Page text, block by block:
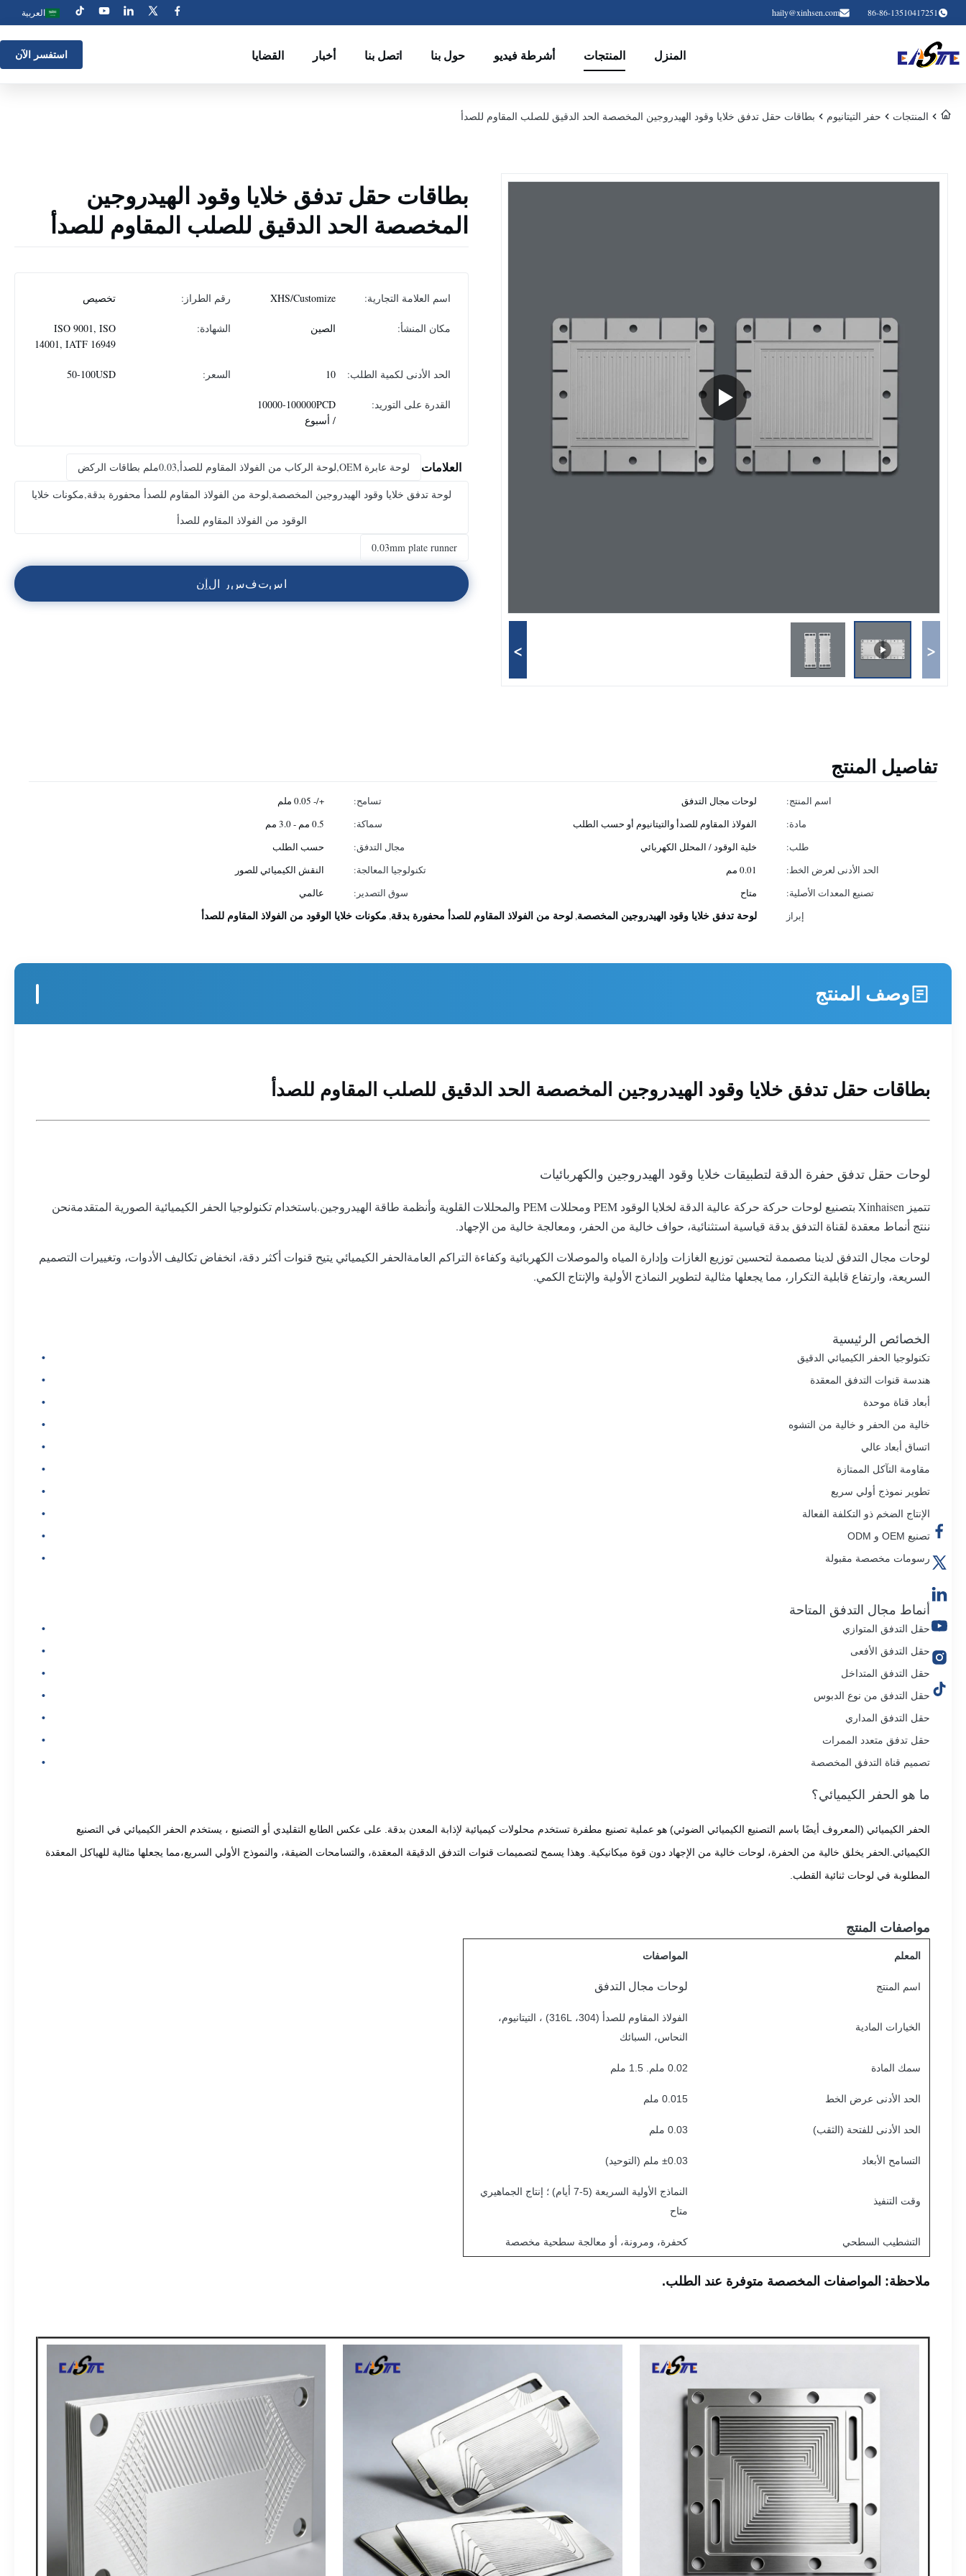
86-86-13510417251
haily@xinhsen.com العربية
المنزل المنتجات أشرطة فيديو حول بنا اتصل بنا أخبار القضايا استفسر الآن
المنتجات حفر التيتانيوم بطاقات حقل تدفق خلايا وقود الهيدروجين المخصصة الحد الدقيق للصلب المقاوم للصدأ
<
>
بطاقات حقل تدفق خلايا وقود الهيدروجين
المخصصة الحد الدقيق للصلب المقاوم للصدأ
اسم العلامة التجارية: XHS/Customize رقم الطراز: تخصيص
مكان المنشأ: الصين الشهادة:
ISO 9001, ISO
14001, IATF 16949
الحد الأدنى لكمية الطلب: 10 السعر: 50-100USD
القدرة على التوريد:
10000-100000PCD
/ أسبوع
العلامات
لوحة عابرة OEM,لوحة الركاب من الفولاذ المقاوم للصدأ,0.03ملم بطاقات الركض
لوحة تدفق خلايا وقود الهيدروجين المخصصة,لوحة من الفولاذ المقاوم للصدأ محفورة بدقة,مكونات خلايا
الوقود من الفولاذ المقاوم للصدأ
0.03mm plate runner
استفسر الآن
تفاصيل المنتج
اسم المنتج: لوحات مجال التدفق تسامح:
+/- 0.05 ملم
مادة:
الفولاذ المقاوم للصدأ والتيتانيوم أو حسب الطلب سماكة:
0.5 مم - 3.0 مم
طلب:
خلية الوقود / المحلل الكهربائي مجال التدفق:
حسب الطلب
الحد الأدنى لعرض الخط:
0.01 مم تكنولوجيا المعالجة:
النقش الكيميائي للصور
تصنيع المعدات الأصلية:
متاح سوق التصدير:
عالمي
إبراز
لوحة تدفق خلايا وقود الهيدروجين المخصصة,لوحة من الفولاذ المقاوم للصدأ محفورة بدقة, مكونات خلايا الوقود من الفولاذ المقاوم للصدأ
وصف المنتج
بطاقات حقل تدفق خلايا وقود الهيدروجين المخصصة الحد الدقيق للصلب المقاوم للصدأ
لوحات حقل تدفق حفرة الدقة لتطبيقات خلايا وقود الهيدروجين والكهربائيات
تتميز Xinhaisen بتصنيع لوحات حركة حركة عالية الدقة لخلايا الوقود PEM ومحللات PEM والمحللات القلوية وأنظمة طاقة الهيدروجين.باستخدام تكنولوجيا الحفر الكيميائية الصورية المتقدمةنحن
ننتج أنماط معقدة لقناة التدفق بدقة قياسية استثنائية، حواف خالية من الحفر، ومعالجة خالية من الإجهاد.
لوحات مجال التدفق لدينا مصممة لتحسين توزيع الغازات وإدارة المياه والموصلات الكهربائية وكفاءة التراكم العامةالحفر الكيميائي يتيح قنوات أكثر دقة، انخفاض تكاليف الأدوات، وتغييرات التصميم
السريعة، وارتفاع قابلية التكرار، مما يجعلها مثالية لتطوير النماذج الأولية والإنتاج الكمي.
الخصائص الرئيسية
تكنولوجيا الحفر الكيميائي الدقيق
هندسة قنوات التدفق المعقدة
أبعاد قناة موحدة
خالية من الحفر و خالية من التشوه
اتساق أبعاد عالي
مقاومة التآكل الممتازة
تطوير نموذج أولي سريع
الإنتاج الضخم ذو التكلفة الفعالة
تصنيع OEM و ODM
رسومات مخصصة مقبولة
أنماط مجال التدفق المتاحة
حقل التدفق المتوازي
حقل التدفق الأفعى
حقل التدفق المتداخل
حقل التدفق من نوع الدبوس
حقل التدفق المداري
حقل تدفق متعدد الممرات
تصميم قناة التدفق المخصصة
ما هو الحفر الكيميائي؟
الحفر الكيميائي (المعروف أيضًا باسم التصنيع الكيميائي الضوئي) هو عملية تصنيع مطفرة تستخدم محلولات كيميائية لإذابة المعدن بدقة. على عكس الطابع التقليدي أو التصنيع ، يستخدم الحفر الكيميائي في التصنيع
الكيميائي.الحفر يخلق خالية من الحفرة، لوحات خالية من الإجهاد دون قوة ميكانيكية. وهذا يسمح لتصميمات قنوات التدفق الدقيقة المعقدة، والتسامحات الضيقة، والنموذج الأولي السريع،مما يجعلها مثالية للهياكل المعقدة
المطلوبة في لوحات ثنائية القطب.
مواصفات المنتج
المعلم المواصفات
اسم المنتج لوحات مجال التدفق
الخيارات المادية
الفولاذ المقاوم للصدأ (304، 316L) ، التيتانيوم،
النحاس، السبائك
سمك المادة 0.02 ملم. 1.5 ملم
الحد الأدنى عرض الخط 0.015 ملم
الحد الأدنى للفتحة (الثقب) 0.03 ملم
التسامح الأبعاد ±0.03 ملم (التوحيد)
وقت التنفيذ
النماذج الأولية السريعة (5-7 أيام) ؛ إنتاج الجماهيري
متاح
التشطيب السطحي كحفرة، ومرونة، أو معالجة سطحية مخصصة
ملاحظة: المواصفات المخصصة متوفرة عند الطلب.